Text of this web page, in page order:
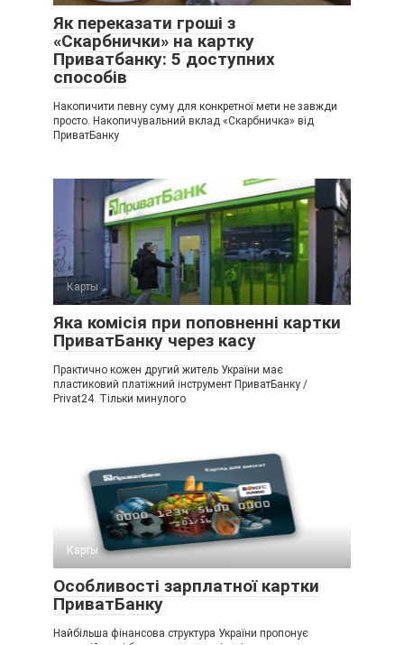
Як переказати гроші з
«Скарбнички» на картку
Приватбанку: 5 доступних
способів
Накопичити певну суму для конкретної мети не завжди
просто. Накопичувальний вклад «Скарбничка» від
ПриватБанку
Карты
Яка комісія при поповненні картки
ПриватБанку через касу
Практично кожен другий житель України має
пластиковий платіжний інструмент ПриватБанку /
Privat24. Тільки минулого
Карты
Особливості зарплатної картки
ПриватБанку
Найбільша фінансова структура України пропонує